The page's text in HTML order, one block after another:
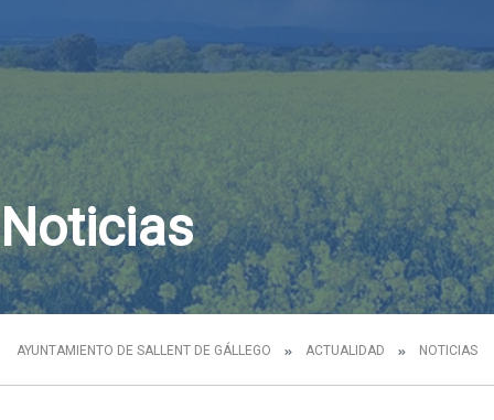
Noticias
AYUNTAMIENTO DE SALLENT DE GÁLLEGO ACTUALIDAD NOTICIAS